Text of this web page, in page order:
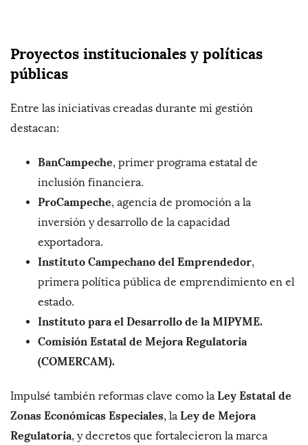
Proyectos institucionales y políticas
públicas
Entre las iniciativas creadas durante mi gestión
destacan:
BanCampeche, primer programa estatal de
inclusión financiera.
ProCampeche, agencia de promoción a la
inversión y desarrollo de la capacidad
exportadora.
Instituto Campechano del Emprendedor,
primera política pública de emprendimiento en el
estado.
Instituto para el Desarrollo de la MIPYME.
Comisión Estatal de Mejora Regulatoria
(COMERCAM).
Impulsé también reformas clave como la Ley Estatal de
Zonas Económicas Especiales, la Ley de Mejora
Regulatoria, y decretos que fortalecieron la marca